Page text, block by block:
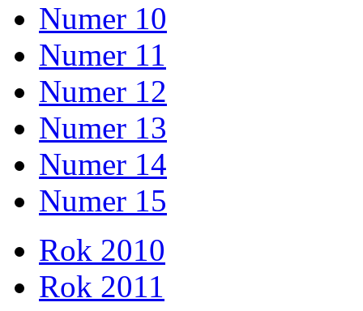
Numer 10
Numer 11
Numer 12
Numer 13
Numer 14
Numer 15
Rok 2010
Rok 2011